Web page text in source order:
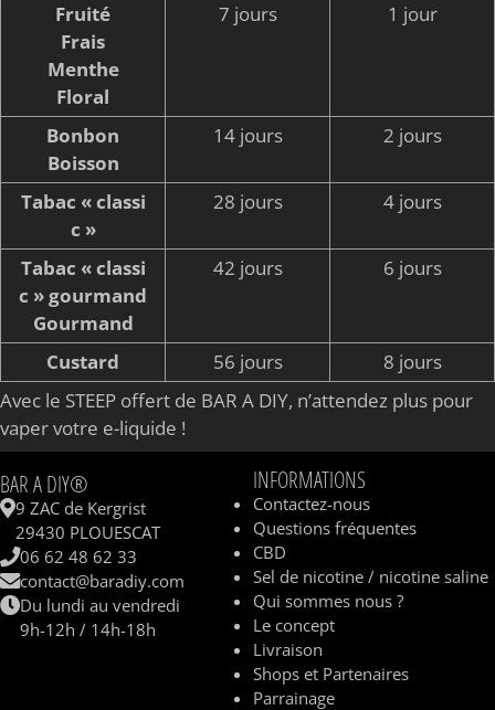
Fruité
Frais
Menthe
Floral
7 jours 1 jour
Bonbon
Boisson
14 jours 2 jours
Tabac « classi
c »
28 jours 4 jours
Tabac « classi
c » gourmand
Gourmand
42 jours 6 jours
Custard 56 jours
8 jours
Avec le STEEP offert de BAR A DIY, n’attendez plus pour
vaper votre e-liquide !
BAR A DIY®
9 ZAC de Kergrist
29430 PLOUESCAT
06 62 48 62 33
contact@baradiy.com
Du lundi au vendredi
9h-12h / 14h-18h
INFORMATIONS
Contactez-nous
Questions fréquentes
CBD
Sel de nicotine / nicotine saline
Qui sommes nous ?
Le concept
Livraison
Shops et Partenaires
Parrainage